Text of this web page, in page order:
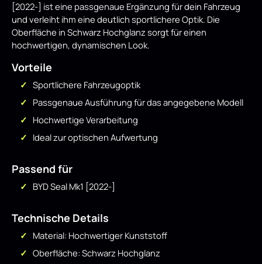
[2022-] ist eine passgenaue Ergänzung für dein Fahrzeug
und verleiht ihm eine deutlich sportlichere Optik. Die
Oberfläche in Schwarz Hochglanz sorgt für einen
hochwertigen, dynamischen Look.
Vorteile
Sportlichere Fahrzeugoptik
Passgenaue Ausführung für das angegebene Modell
Hochwertige Verarbeitung
Ideal zur optischen Aufwertung
Passend für
BYD Seal Mk1 [2022-]
Technische Details
Material: Hochwertiger Kunststoff
Oberfläche: Schwarz Hochglanz